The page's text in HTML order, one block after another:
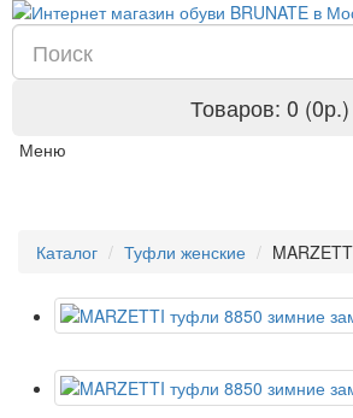
Товаров: 0 (0р.)
Меню
Каталог Туфли женские